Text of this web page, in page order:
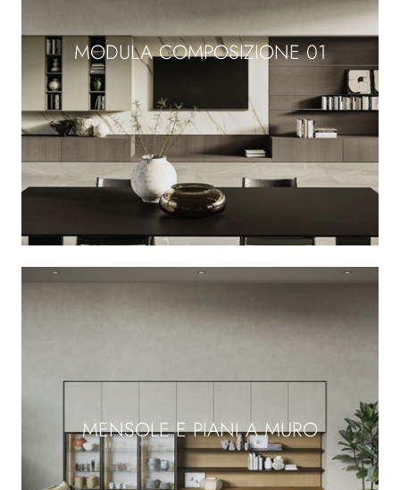
MODULA COMPOSIZIONE 01
MENSOLE E PIANI A MURO